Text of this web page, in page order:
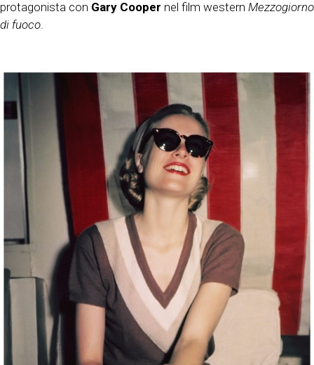
protagonista con Gary Cooper nel film western Mezzogiorno
di fuoco